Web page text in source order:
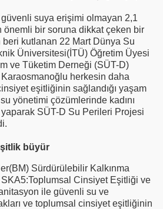
güvenli suya erişimi olmayan 2,1
önemli bir soruna dikkat çeken bir
beri kutlanan 22 Mart Dünya Su
Üniversitesi(İTÜ) Öğretim Üyesi
ve Tüketim Derneği (SÜT-D)
Karaosmanoğlu herkesin daha
eşitliğinin sağlandığı yaşam
yönetimi çözümlerinde kadını
yaparak SÜT-D Su Perileri Projesi
büyür
Sürdürülebilir Kalkınma
Cinsiyet Eşitliği ve
ile güvenli su ve
ve toplumsal cinsiyet eşitliğinin